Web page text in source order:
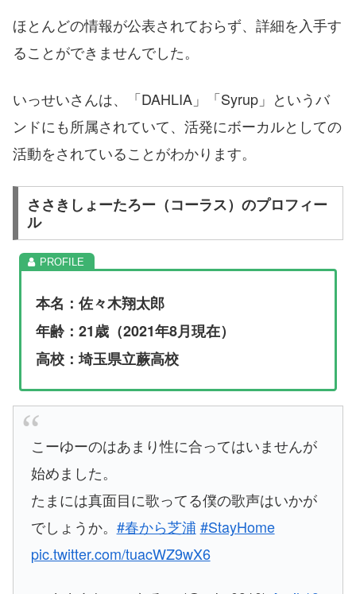
ほとんどの情報が公表されておらず、詳細を入手す
ることができませんでした。
いっせいさんは、「DAHLIA」「Syrup」というバ
ンドにも所属されていて、活発にボーカルとしての
活動をされていることがわかります。
ささきしょーたろー（コーラス）のプロフィー
ル
本名：佐々木翔太郎
年齢：21歳（2021年8月現在）
高校：埼玉県立蕨高校
こーゆーのはあまり性に合ってはいませんが
始めました。
たまには真面目に歌ってる僕の歌声はいかが
でしょうか。 #春から芝浦 #StayHome
pic.twitter.com/tuacWZ9wX6